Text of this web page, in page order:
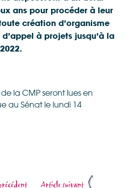
ans pour procéder à leur
création d’organisme
à projets jusqu’à la
la CMP seront lues en
au Sénat le lundi 14
Article suivant